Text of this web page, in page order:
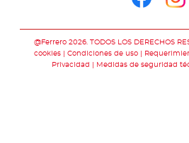
@Ferrero 2026. TODOS LOS DERECHOS
cookies
Condiciones de uso
Privacidad
Medidas de seguridad